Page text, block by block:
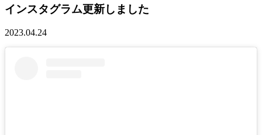
インスタグラム更新しました
2023.04.24